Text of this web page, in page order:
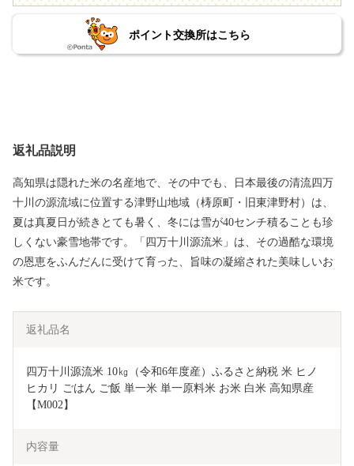
ポイント交換所はこちら
返礼品説明
高知県は隠れた米の名産地で、その中でも、日本最後の清流四万
十川の源流域に位置する津野山地域（梼原町・旧東津野村）は、
夏は真夏日が続きとても暑く、冬には雪が40センチ積ることも珍
しくない豪雪地帯です。「四万十川源流米」は、その過酷な環境
の恩恵をふんだんに受けて育った、旨味の凝縮された美味しいお
米です。
返礼品名
四万十川源流米 10㎏（令和6年度産）ふるさと納税 米 ヒノ
ヒカリ ごはん ご飯 単一米 単一原料米 お米 白米 高知県産
【M002】
内容量